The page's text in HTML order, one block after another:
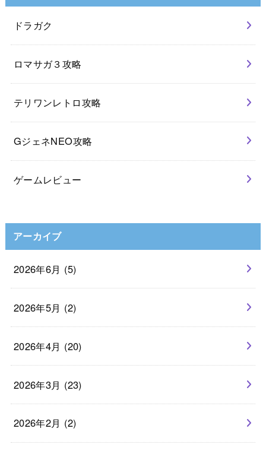
ドラガク
ロマサガ３攻略
テリワンレトロ攻略
GジェネNEO攻略
ゲームレビュー
アーカイブ
2026年6月 (5)
2026年5月 (2)
2026年4月 (20)
2026年3月 (23)
2026年2月 (2)